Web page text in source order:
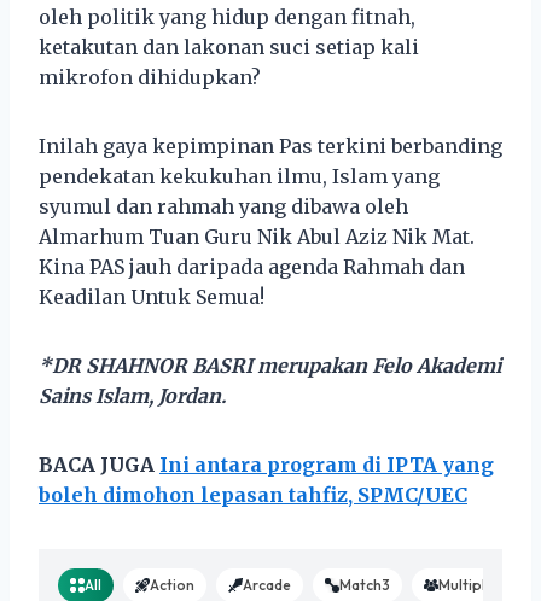
oleh politik yang hidup dengan fitnah,
ketakutan dan lakonan suci setiap kali
mikrofon dihidupkan?
Inilah gaya kepimpinan Pas terkini berbanding
pendekatan kekukuhan ilmu, Islam yang
syumul dan rahmah yang dibawa oleh
Almarhum Tuan Guru Nik Abul Aziz Nik Mat.
Kina PAS jauh daripada agenda Rahmah dan
Keadilan Untuk Semua!
*DR SHAHNOR BASRI merupakan Felo Akademi
Sains Islam, Jordan.
BACA JUGA Ini antara program di IPTA yang
boleh dimohon lepasan tahfiz, SPMC/UEC